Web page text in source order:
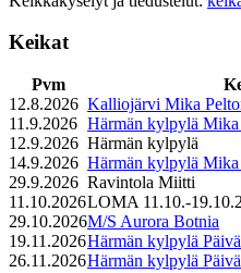
Keikat
Pvm
12.8.2026 Kalliojärvi Mika
11.9.2026 Härmän kylpylä
12.9.2026 Härmän kylpylä
14.9.2026 Härmän kylpylä
29.9.2026 Ravintola Miitti
11.10.2026LOMA 11.10.-
29.10.2026M/S Aurora Botnia
19.11.2026Härmän kylpylä
26.11.2026Härmän kylpylä